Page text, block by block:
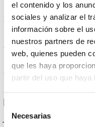
el contenido y los
sociales y analizar el
información sobre el
nuestros partners de
web, quienes pueden
que les haya
partir del uso que
Selección
Necesarias
Dimensions
Position de
Empalmable
Données optiques